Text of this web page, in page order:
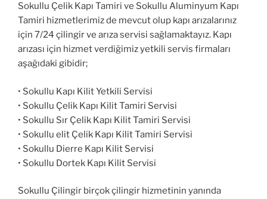
Sokullu Çelik Kapı Tamiri ve Sokullu Aluminyum Kapı
Tamiri hizmetlerimiz de mevcut olup kapı arızalarınız
için 7/24 çilingir ve arıza servisi sağlamaktayız. Kapı
arızası için hizmet verdiğimiz yetkili servis firmaları
aşağıdaki gibidir;
• Sokullu Kapı Kilit Yetkili Servisi
• Sokullu Çelik Kapı Kilit Tamiri Servisi
• Sokullu Sır Çelik Kapı Kilit Tamiri Servisi
• Sokullu elit Çelik Kapı Kilit Tamiri Servisi
• Sokullu Dierre Kapı Kilit Servisi
• Sokullu Dortek Kapı Kilit Servisi
Sokullu Çilingir birçok çilingir hizmetinin yanında